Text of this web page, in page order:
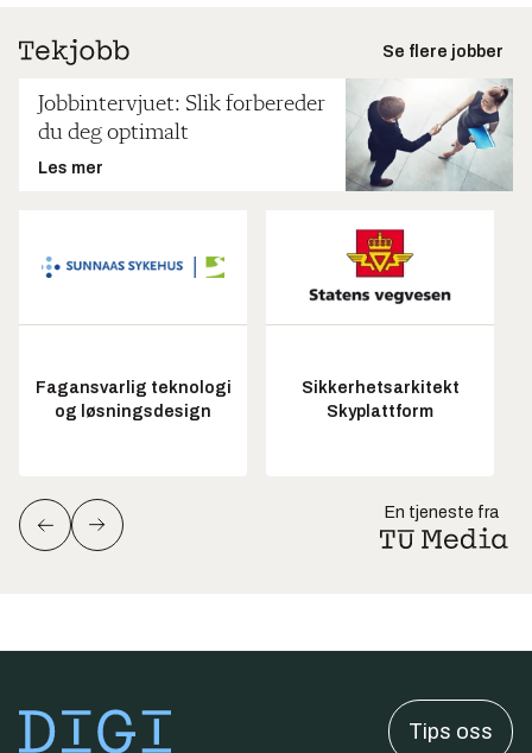
Se flere jobber
Jobbintervjuet: Slik forbereder
du deg optimalt
Les mer
Fagansvarlig teknologi
og løsningsdesign
Sikkerhetsarkitekt
Skyplattform
En tjeneste fra
Tips oss